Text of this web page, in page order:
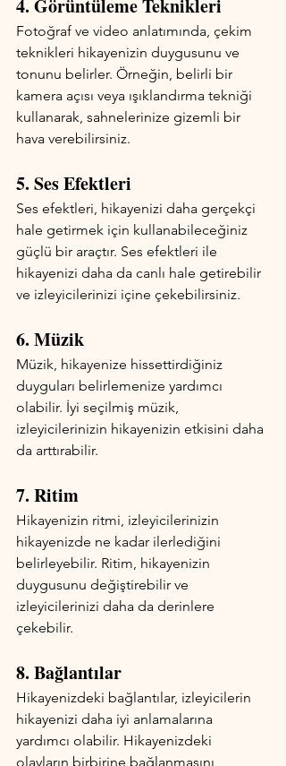
4. Görüntüleme Teknikleri
Fotoğraf ve video anlatımında, çekim
teknikleri hikayenizin duygusunu ve
tonunu belirler. Örneğin, belirli bir
kamera açısı veya ışıklandırma tekniği
kullanarak, sahnelerinize gizemli bir
hava verebilirsiniz.
5. Ses Efektleri
Ses efektleri, hikayenizi daha gerçekçi
hale getirmek için kullanabileceğiniz
güçlü bir araçtır. Ses efektleri ile
hikayenizi daha da canlı hale getirebilir
ve izleyicilerinizi içine çekebilirsiniz.
6. Müzik
Müzik, hikayenize hissettirdiğiniz
duyguları belirlemenize yardımcı
olabilir. İyi seçilmiş müzik,
izleyicilerinizin hikayenizin etkisini daha
da arttırabilir.
7. Ritim
Hikayenizin ritmi, izleyicilerinizin
hikayenizde ne kadar ilerlediğini
belirleyebilir. Ritim, hikayenizin
duygusunu değiştirebilir ve
izleyicilerinizi daha da derinlere
çekebilir.
8. Bağlantılar
Hikayenizdeki bağlantılar, izleyicilerin
hikayenizi daha iyi anlamalarına
yardımcı olabilir. Hikayenizdeki
olayların birbirine bağlanmasını